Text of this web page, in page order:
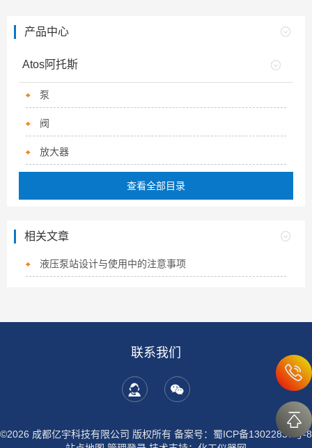
产品中心
Atos阿托斯
泵
阀
放大器
查看全部目录
相关文章
液压泵站设计与使用中的注意事项
联系我们
©2026 成都亿宇科技有限公司 版权所有 备案号：蜀ICP备13022837号-8